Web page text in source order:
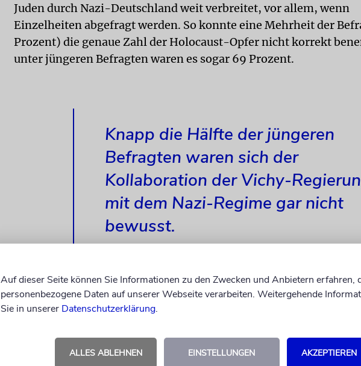
Juden durch Nazi-Deutschland weit verbreitet, vor allem, wenn
Einzelheiten abgefragt werden. So konnte eine Mehrheit der
Prozent) die genaue Zahl der Holocaust-Opfer nicht korrekt
unter jüngeren Befragten waren es sogar 69 Prozent.
Knapp die Hälfte der jüngeren
Befragten waren sich der
Kollaboration der Vichy-
mit dem Nazi-Regime gar nicht
bewusst.
»Wir müssen neue Kommunikationsstrategien für die
Vermittlung entwickeln, die geeignet sind, die junge Generation
in Deutschland und ebenfalls Mitglied der Taskforce. Immer
Wissen über den Holocaust gehe anscheinend einher mit
Auf dieser Seite können Sie Informationen zu den Zwecken und Anbietern erfahren,
personenbezogene Daten auf unserer Webseite verarbeiten. Weitergehende
Sie in unserer Datenschutzerklärung.
ALLES ABLEHNEN EINSTELLUNGEN AKZEPTIEREN